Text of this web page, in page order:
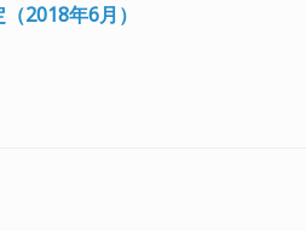
2018年6月）